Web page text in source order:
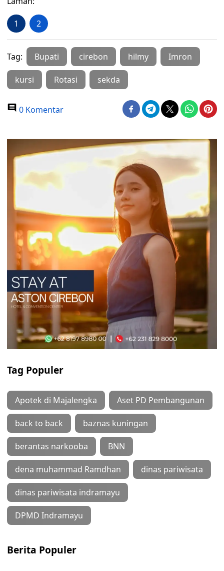
1 2
Tag: Bupati cirebon hilmy Imron
kursi Rotasi sekda
0 Komentar
Tag Populer
Apotek di Majalengka Aset PD Pembangunan
back to back baznas kuningan
berantas narkooba BNN
dena muhammad Ramdhan dinas pariwisata
dinas pariwisata indramayu
DPMD Indramayu
Berita Populer